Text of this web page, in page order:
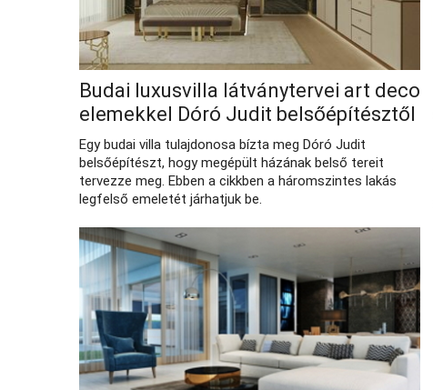
Budai luxusvilla látványtervei art deco
elemekkel Dóró Judit belsőépítésztől
Egy budai villa tulajdonosa bízta meg Dóró Judit
belsőépítészt, hogy megépült házának belső tereit
tervezze meg. Ebben a cikkben a háromszintes lakás
legfelső emeletét járhatjuk be.